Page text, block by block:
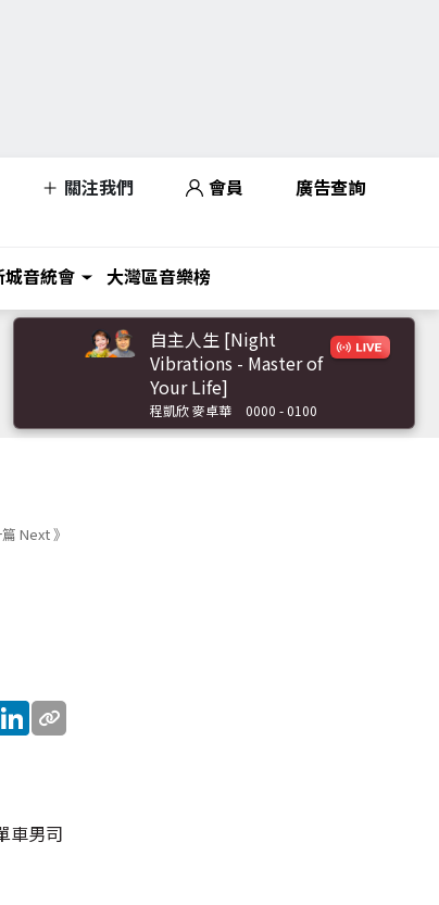
關注我們 會員 廣告查詢
城音統會 大灣區音樂榜
自主人生 [Night
Vibrations - Master of
Your Life]
程凱欣 麥卓華 0000 - 0100
Next 》
LinkedIn
車男司